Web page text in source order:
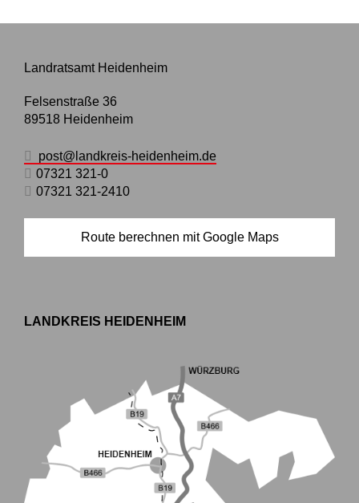
Landratsamt Heidenheim
Felsenstraße 36
89518 Heidenheim
post@landkreis-heidenheim.de
07321 321-0
07321 321-2410
Route berechnen mit Google Maps
LANDKREIS HEIDENHEIM